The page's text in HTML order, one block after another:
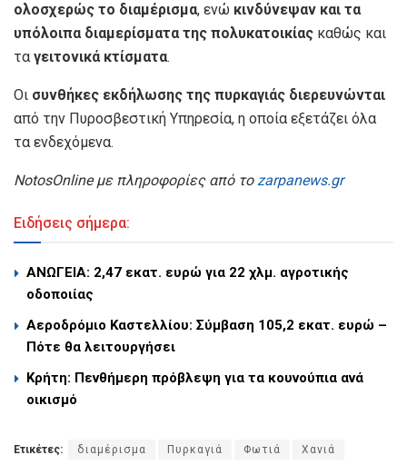
ολοσχερώς το διαμέρισμα, ενώ κινδύνεψαν και τα
υπόλοιπα διαμερίσματα της πολυκατοικίας καθώς και
τα γειτονικά κτίσματα.
Οι συνθήκες εκδήλωσης της πυρκαγιάς διερευνώνται
από την Πυροσβεστική Υπηρεσία, η οποία εξετάζει όλα
τα ενδεχόμενα.
NotosOnline με πληροφορίες από τοzarpanews.gr
Ειδήσεις σήμερα:
ΑΝΩΓΕΙΑ: 2,47 εκατ. ευρώ για 22 χλμ. αγροτικής
οδοποιίας
Αεροδρόμιο Καστελλίου: Σύμβαση 105,2 εκατ. ευρώ –
Πότε θα λειτουργήσει
Κρήτη: Πενθήμερη πρόβλεψη για τα κουνούπια ανά
οικισμό
Ετικέτες: διαμέρισμα Πυρκαγιά Φωτιά Χανιά